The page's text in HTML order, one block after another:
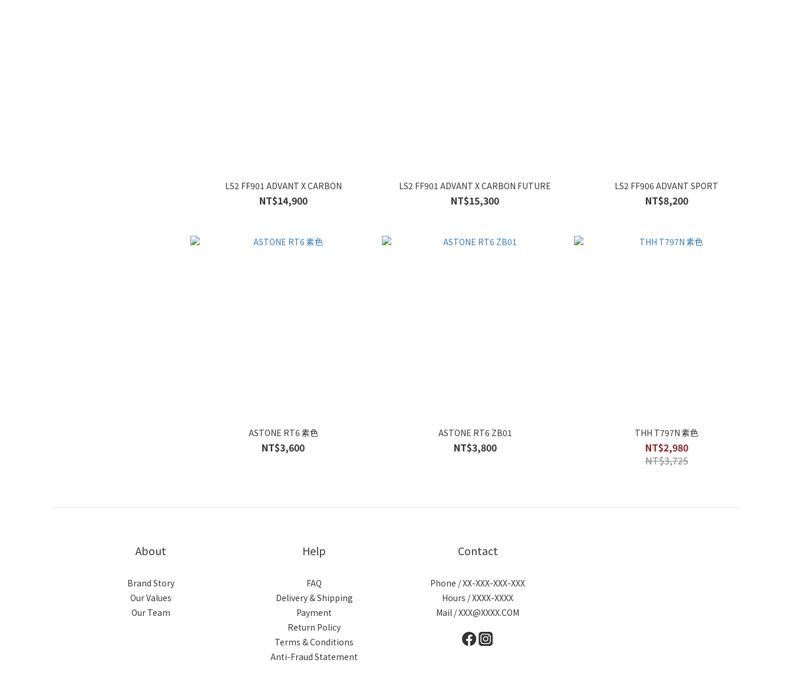
LS2 FF901 ADVANT X CARBON
NT$14,900
LS2 FF901 ADVANT X CARBON FUTURE
NT$15,300
LS2 FF906 ADVANT SPORT
NT$8,200
ASTONE RT6 素色
NT$3,600
ASTONE RT6 ZB01
NT$3,800
THH T797N 素色
NT$2,980
NT$3,725
About
Brand Story
Our Values
Our Team
Help
FAQ
Delivery & Shipping
Payment
Return Policy
Terms & Conditions
Anti-Fraud Statement
Contact
Phone / XX-XXX-XXX-XXX
Hours / XXXX-XXXX
Mail / XXX@XXXX.COM